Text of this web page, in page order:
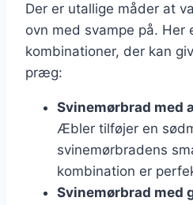
Der er utallige måder at
ovn med svampe på. Her
kombinationer, der kan
præg:
Svinemørbrad med
Æbler tilføjer en
svinemørbradens
kombination er
Svinemørbrad med